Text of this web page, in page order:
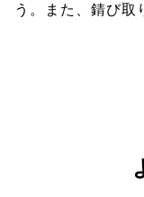
う。また、錆び取